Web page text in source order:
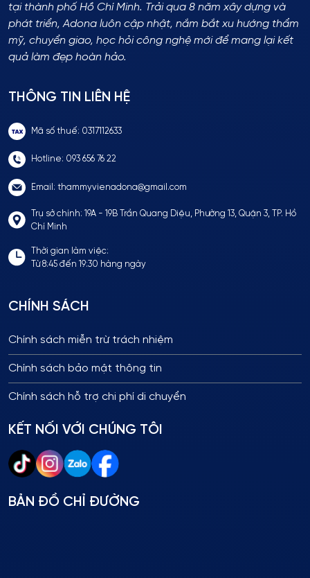
tại thành phố Hồ Chí Minh. Trải qua 8 năm xây dựng và
phát triển, Adona luôn cập nhật, nắm bắt xu hướng thẩm
mỹ, chuyển giao, học hỏi công nghệ mới để mang lại kết
quả làm đẹp hoàn hảo.
THÔNG TIN LIÊN HỆ
Mã số thuế: 0317112633
Hotline: 093 656 76 22
Email: thammyvienadona@gmail.com
Trụ sở chính: 19A - 19B Trần Quang Diệu, Phường 13, Quận 3, TP. Hồ
Chí Minh
Thời gian làm việc:
Từ 8:45 đến 19:30 hàng ngày
CHÍNH SÁCH
Chính sách miễn trừ trách nhiệm
Chính sách bảo mật thông tin
Chính sách hỗ trợ chi phí di chuyển
KẾT NỐI VỚI CHÚNG TÔI
BẢN ĐỒ CHỈ ĐƯỜNG